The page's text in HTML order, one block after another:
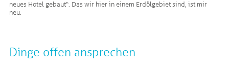
neues Hotel gebaut“. Das wir hier in einem Erdölgebiet sind, ist mir
neu.
Dinge offen ansprechen